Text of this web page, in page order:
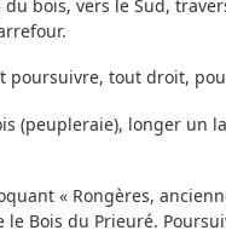
bois, vers le Sud,
tout droit,
(peupleraie), longer un
« Rongères,
le Bois du Prieuré.